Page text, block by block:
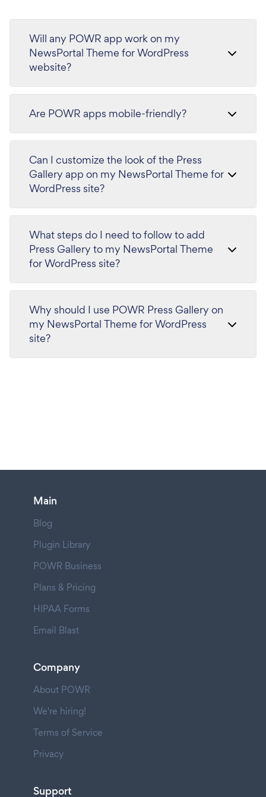
Will any POWR app work on my
NewsPortal Theme for WordPress
website?
Are POWR apps mobile-friendly?
Can I customize the look of the Press
Gallery app on my NewsPortal Theme for
WordPress site?
What steps do I need to follow to add
Press Gallery to my NewsPortal Theme
for WordPress site?
Why should I use POWR Press Gallery on
my NewsPortal Theme for WordPress
site?
Main
Blog
Plugin Library
POWR Business
Plans & Pricing
HIPAA Forms
Email Blast
Company
About POWR
We're hiring!
Terms of Service
Privacy
Support